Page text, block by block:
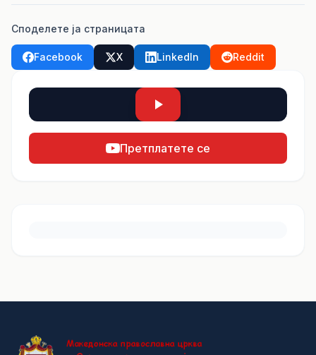
Споделете ја страницата
Facebook X LinkedIn Reddit
Претплатете се